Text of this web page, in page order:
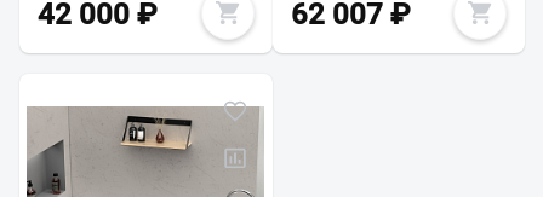
42 000 ₽ 62 007₽